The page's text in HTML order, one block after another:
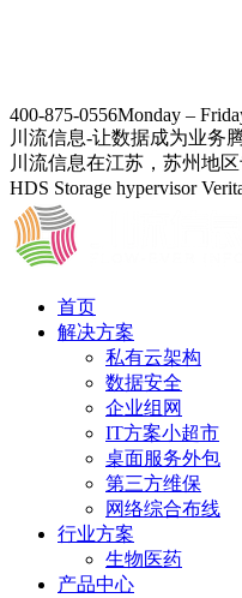
400-875-0556Monday –
川流信息-让数据成为业务
川流信息在江苏，苏州地
HDS Storage hypervisor
首页
解决方案
私有云架构
数据安全
企业组网
IT方案小超市
桌面服务外包
第三方维保
网络综合布线
行业方案
生物医药
产品中心